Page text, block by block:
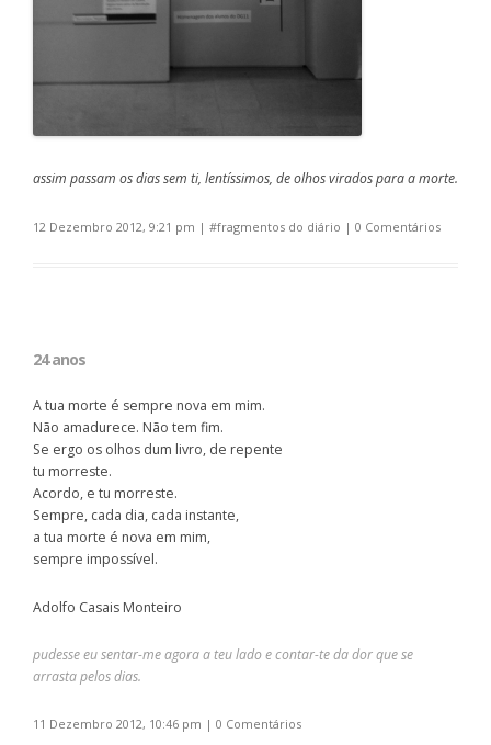
assim passam os dias sem ti, lentíssimos, de olhos virados para a morte.
12 Dezembro 2012, 9:21 pm | #fragmentos do diário | 0 Comentários
24 anos
A tua morte é sempre nova em mim.
Não amadurece. Não tem fim.
Se ergo os olhos dum livro, de repente
tu morreste.
Acordo, e tu morreste.
Sempre, cada dia, cada instante,
a tua morte é nova em mim,
sempre impossível.
Adolfo Casais Monteiro
pudesse eu sentar-me agora a teu lado e contar-te da dor que se
arrasta pelos dias.
11 Dezembro 2012, 10:46 pm | 0 Comentários